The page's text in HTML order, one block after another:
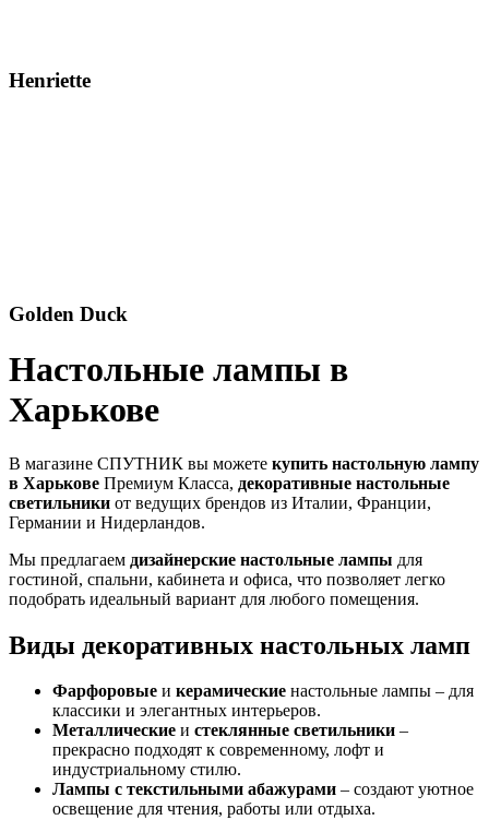
Henriette
Golden Duck
Настольные лампы в
Харькове
В магазине СПУТНИК вы можете купить настольную лампу
в Харькове Премиум Класса, декоративные настольные
светильники от ведущих брендов из Италии, Франции,
Германии и Нидерландов.
Мы предлагаем дизайнерские настольные лампы для
гостиной, спальни, кабинета и офиса, что позволяет легко
подобрать идеальный вариант для любого помещения.
Виды декоративных настольных ламп
Фарфоровые и керамические настольные лампы – для
классики и элегантных интерьеров.
Металлические и стеклянные светильники –
прекрасно подходят к современному, лофт и
индустриальному стилю.
Лампы с текстильными абажурами – создают уютное
освещение для чтения, работы или отдыха.